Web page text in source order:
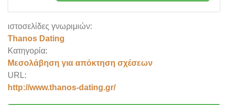
ιστοσελίδες γνωριμιών:
Thanos Dating
Κατηγορία:
Μεσολάβηση για απόκτηση σχέσεων
URL:
http://www.thanos-dating.gr/